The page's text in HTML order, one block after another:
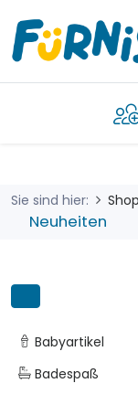
Sie sind hier: Shop
Neuheiten
Babyartikel
Badespaß